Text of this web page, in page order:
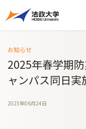
お知らせ
2025年春学期
ャンパス同日実
2025年06月24日